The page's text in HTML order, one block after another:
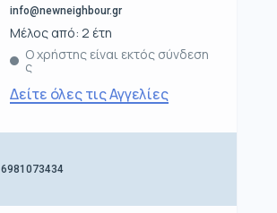
info@newneighbour.gr
Μέλος από: 2 έτη
Ο χρήστης είναι εκτός σύνδεση
ς
Δείτε όλες τις Αγγελίες
6981073434